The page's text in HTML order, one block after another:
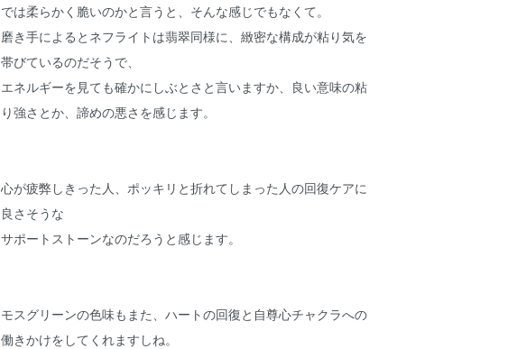
では柔らかく脆いのかと言うと、そんな感じでもなくて。
磨き手によるとネフライトは翡翠同様に、緻密な構成が粘り気を
帯びているのだそうで、
エネルギーを見ても確かにしぶとさと言いますか、良い意味の粘
り強さとか、諦めの悪さを感じます。
心が疲弊しきった人、ポッキリと折れてしまった人の回復ケアに
良さそうな
サポートストーンなのだろうと感じます。
モスグリーンの色味もまた、ハートの回復と自尊心チャクラへの
働きかけをしてくれますしね。